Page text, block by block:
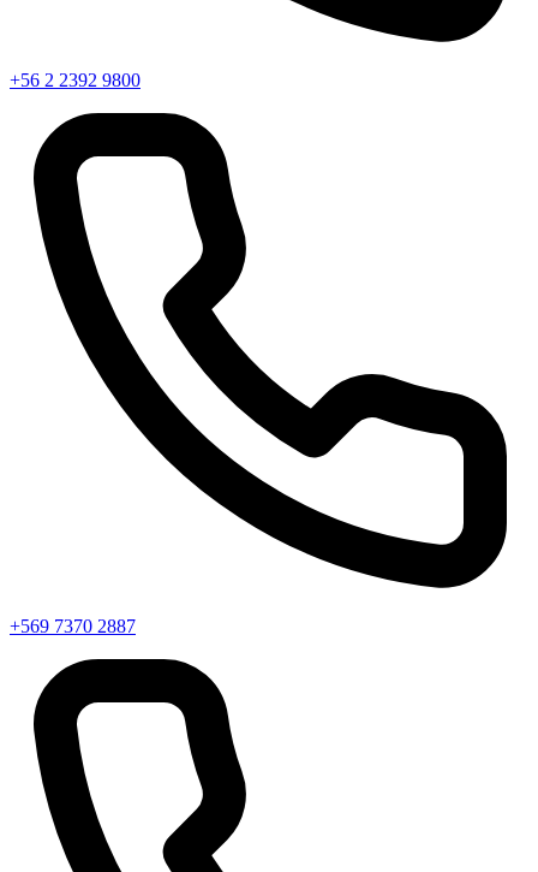
+56 2 2392 9800
+569 7370 2887